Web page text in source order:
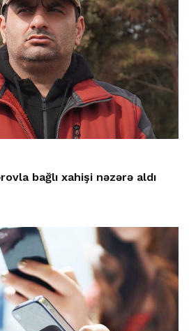
bağlı xahişi nəzərə aldı